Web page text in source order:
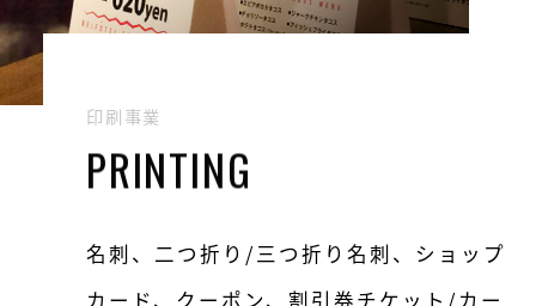
印刷事業
PRINTING
名刺、二つ折り/三つ折り名刺、ショップ
カード、クーポン、割引券チケット/カー